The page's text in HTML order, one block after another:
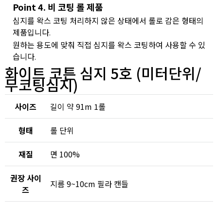
Point 4. 비 코팅 롤 제품
심지를 왁스 코팅 처리하지 않은 상태에서 롤로 감은 형태의
제품입니다.
원하는 용도에 맞춰 직접 심지를 왁스 코팅하여 사용할 수 있
습니다.
화이트 코튼 심지 5호 (미터단위/
무코팅심지)
사이즈 길이 약91m 1롤
형태 롤 단위
재질 면 100%
권장 사이
즈
지름 9~10cm 필라 캔들